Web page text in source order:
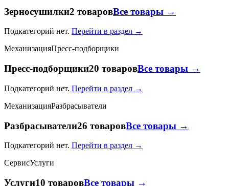
Зерносушилки2 товаровВсе товары →
Подкатегорий нет. Перейти в раздел →
МеханизацияПресс-подборщики
Пресс-подборщики20 товаровВсе товары →
Подкатегорий нет. Перейти в раздел →
МеханизацияРазбрасыватели
Разбрасыватели26 товаровВсе товары →
Подкатегорий нет. Перейти в раздел →
СервисУслуги
Услуги10 товаровВсе товары →